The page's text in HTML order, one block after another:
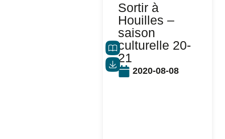
2020-08-08
Sortir à
Houilles –
saison
culturelle 20-
21